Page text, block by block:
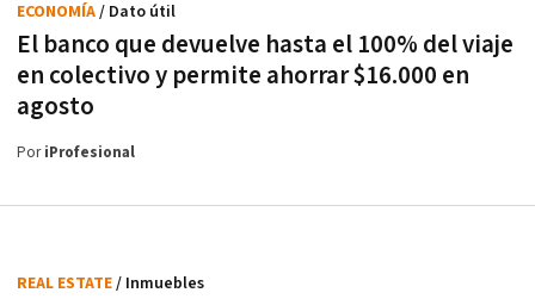
El banco que devuelve hasta el 100% del viaje
en colectivo y permite ahorrar $16.000 en
agosto
ECONOMÍA/ Dato útil
PoriProfesional
REAL ESTATE/ Inmuebles